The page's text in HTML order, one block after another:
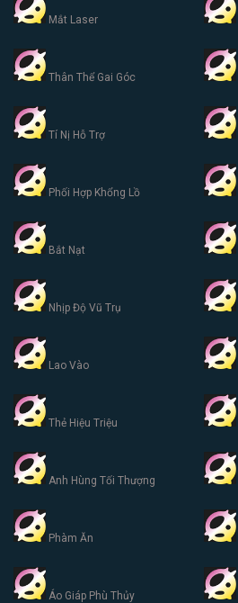
Mắt Laser
Thân Thể Gai Góc
Tí Nị Hỗ Trợ
Phối Hợp Khổng Lồ
Bắt Nạt
Nhịp Độ Vũ Trụ
Lao Vào
Thẻ Hiệu Triệu
Anh Hùng Tối Thượng
Phàm Ăn
Áo Giáp Phù Thủy